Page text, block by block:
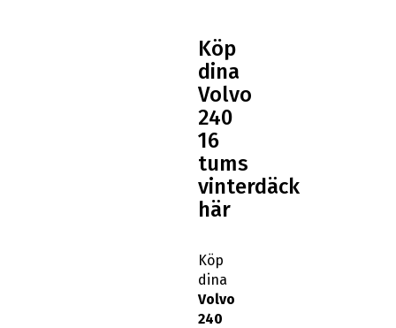
Köp
dina
Volvo
240
16
tums
vinterdäck
här
Köp
dina
Volvo
240